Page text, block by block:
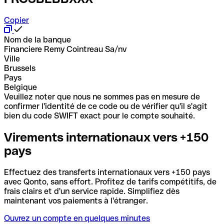
Copier
Nom de la banque
Financiere Remy Cointreau Sa/nv
Ville
Brussels
Pays
Belgique
Veuillez noter que nous ne sommes pas en mesure de
confirmer l'identité de ce code ou de vérifier qu'il s'agit
bien du code SWIFT exact pour le compte souhaité.
Virements internationaux vers +150
pays
Effectuez des transferts internationaux vers +150 pays
avec Qonto, sans effort. Profitez de tarifs compétitifs, de
frais clairs et d'un service rapide. Simplifiez dès
maintenant vos paiements à l'étranger.
Ouvrez un compte en quelques minutes